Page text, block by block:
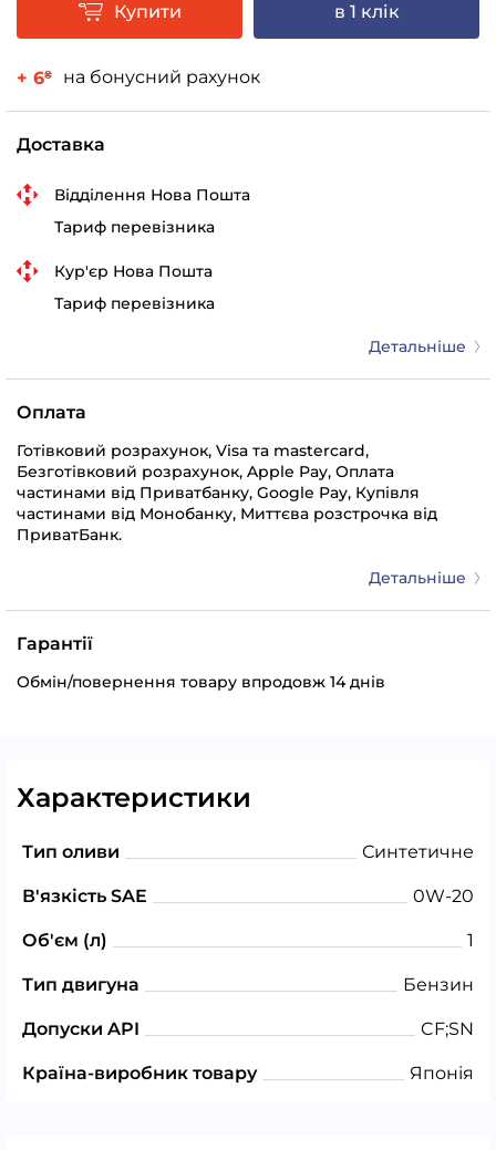
Купити в 1 клік
+ 6₴ на бонусний рахунок
Доставка
Відділення Нова Пошта
Тариф перевізника
Кур'єр Нова Пошта
Тариф перевізника
Детальніше
Оплата
Готівковий розрахунок, Visa та mastercard,
Безготівковий розрахунок, Apple Pay, Оплата
частинами від Приватбанку, Google Pay, Купівля
частинами від Монобанку, Миттєва розстрочка від
ПриватБанк.
Детальніше
Гарантії
Обмін/повернення товару впродовж 14 днів
Характеристики
Тип оливи Синтетичне
В'язкість SAE 0W-20
Об'єм (л) 1
Тип двигуна Бензин
Допуски API CF;SN
Країна-виробник товару Японія